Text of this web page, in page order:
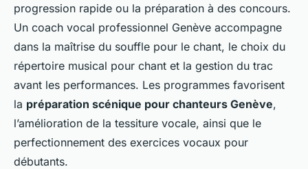
progression rapide ou la préparation à des concours.
Un coach vocal professionnel Genève accompagne
dans la maîtrise du souffle pour le chant, le choix du
répertoire musical pour chant et la gestion du trac
avant les performances. Les programmes favorisent
la préparation scénique pour chanteurs Genève,
l’amélioration de la tessiture vocale, ainsi que le
perfectionnement des exercices vocaux pour
débutants.